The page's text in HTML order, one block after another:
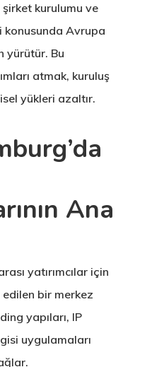
kurulumu ve
konusunda Avrupa
yürütür. Bu
atmak, kuruluş
yükleri azaltır.
Ana
yatırımcılar için
bir merkez
yapıları, IP
uygulamaları